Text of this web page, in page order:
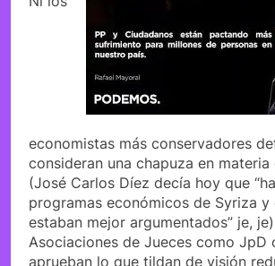
economistas más conservadores
consideran una chapuza en materia
(José Carlos Díez decía hoy que
programas económicos de Syriza y
estaban mejor argumentados” je,
Asociaciones de Jueces como JpD
aprueban lo que tildan de visión